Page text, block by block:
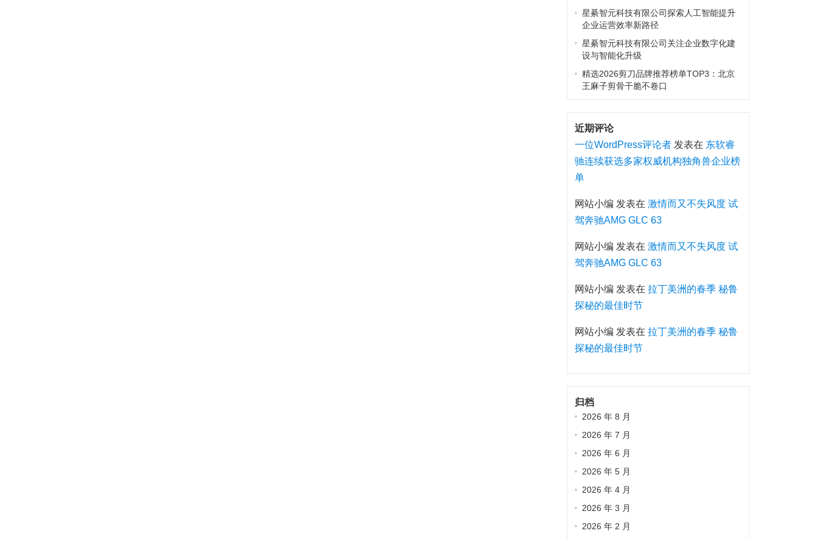
星綦智元科技有限公司探索人工智能提升
企业运营效率新路径
星綦智元科技有限公司关注企业数字化建
设与智能化升级
精选2026剪刀品牌推荐榜单TOP3：北京
王麻子剪骨干脆不卷口
近期评论
一位WordPress评论者发表在 东软睿
驰连续获选多家权威机构独角兽企业榜
单
网站小编 发表在 激情而又不失风度 试
驾奔驰AMG GLC 63
网站小编 发表在 激情而又不失风度 试
驾奔驰AMG GLC 63
网站小编 发表在 拉丁美洲的春季 秘鲁
探秘的最佳时节
网站小编 发表在 拉丁美洲的春季 秘鲁
探秘的最佳时节
归档
2026 年 8 月
2026 年 7 月
2026 年 6 月
2026 年 5 月
2026 年 4 月
2026 年 3 月
2026 年 2 月